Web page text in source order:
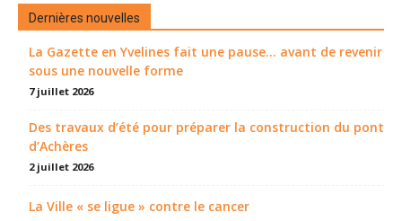
Dernières nouvelles
La Gazette en Yvelines fait une pause... avant de revenir
sous une nouvelle forme
7 juillet 2026
Des travaux d’été pour préparer la construction du pont
d’Achères
2 juillet 2026
La Ville « se ligue » contre le cancer